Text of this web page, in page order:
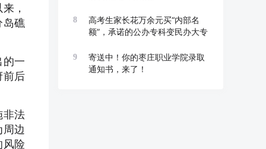
，
岛礁
的一
前后
非法
边
风险
8
高考生家长花万余元买“内部名
额”，承诺的公办专科变民办大专
9
寄送中！你的枣庄职业学院录取
通知书，来了！